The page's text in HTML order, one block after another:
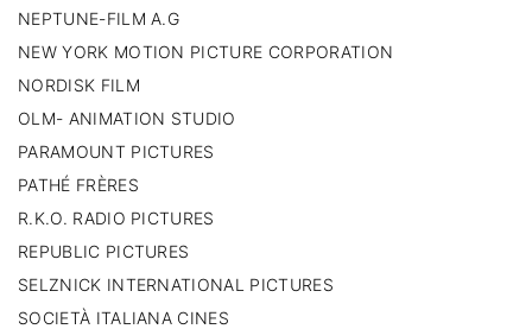
NEPTUNE-FILM A.G
NEW YORK MOTION PICTURE CORPORATION
NORDISK FILM
OLM- ANIMATION STUDIO
PARAMOUNT PICTURES
PATHÉ FRÈRES
R.K.O. RADIO PICTURES
REPUBLIC PICTURES
SELZNICK INTERNATIONAL PICTURES
SOCIETÀ ITALIANA CINES